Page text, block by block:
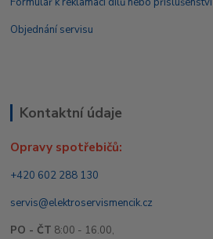
Objednání servisu
Kontaktní údaje
Opravy spotřebičů:
+420 602 288 130
servis@elektroservismencik.cz
PO - ČT 8:00 - 16.00,